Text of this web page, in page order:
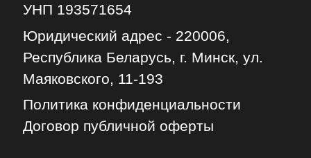
УНП 193571654
Юридический адрес - 220006,
Республика Беларусь, г. Минск, ул.
Маяковского, 11-193
Политика конфиденциальности
Договор публичной оферты